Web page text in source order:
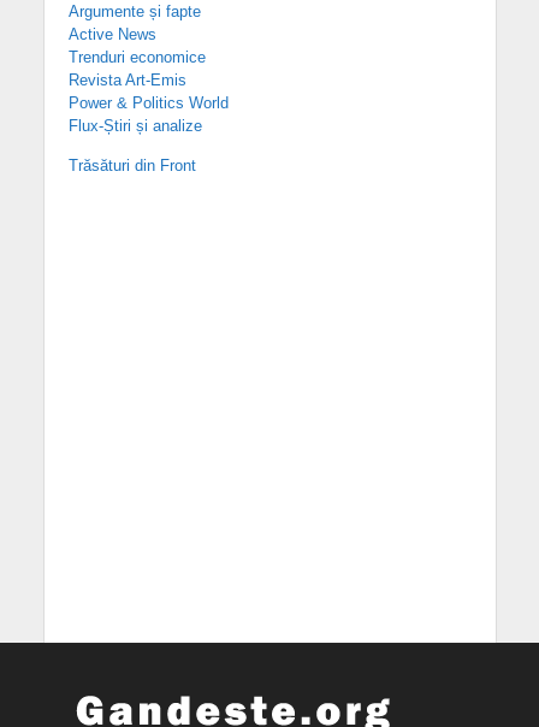
Argumente și fapte
Active News
Trenduri economice
Revista Art-Emis
Power & Politics World
Flux-Știri și analize
Trăsături din Front